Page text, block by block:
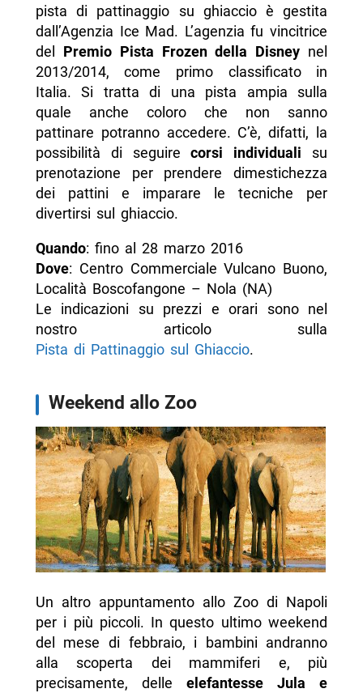
pista di pattinaggio su ghiaccio è gestita
dall’Agenzia Ice Mad. L’agenzia fu vincitrice
del Premio Pista Frozen della Disney nel
2013/2014, come primo classificato in
Italia. Si tratta di una pista ampia sulla
quale anche coloro che non sanno
pattinare potranno accedere. C’è, difatti, la
possibilità di seguirecorsi individuali su
prenotazione per prendere dimestichezza
dei pattini e imparare le tecniche per
divertirsi sul ghiaccio.
Quando: fino al 28 marzo 2016
Dove: Centro Commerciale Vulcano Buono,
Località Boscofangone – Nola (NA)
Le indicazioni su prezzi e orari sono nel
nostro articolo sulla
Pista di Pattinaggio sul Ghiaccio.
Weekend allo Zoo
Un altro appuntamento allo Zoo di Napoli
per i più piccoli. In questo ultimo weekend
del mese di febbraio, i bambini andranno
alla scoperta dei mammiferi e, più
precisamente, delle elefantesse Jula e